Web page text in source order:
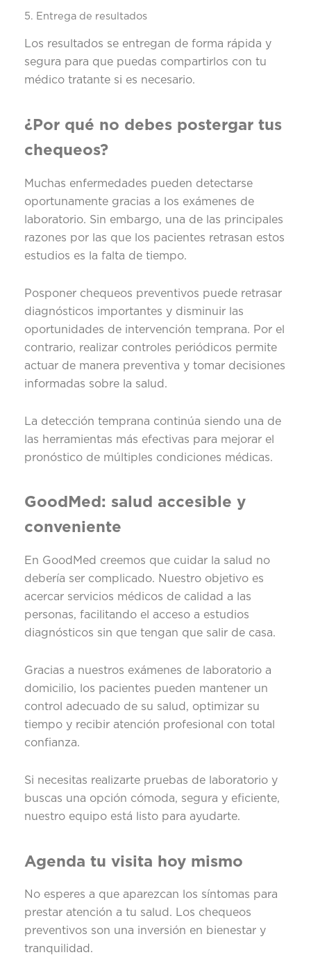
5. Entrega de resultados
Los resultados se entregan de forma rápida y
segura para que puedas compartirlos con tu
médico tratante si es necesario.
¿Por qué no debes postergar tus
chequeos?
Muchas enfermedades pueden detectarse
oportunamente gracias a los exámenes de
laboratorio. Sin embargo, una de las principales
razones por las que los pacientes retrasan estos
estudios es la falta de tiempo.
Posponer chequeos preventivos puede retrasar
diagnósticos importantes y disminuir las
oportunidades de intervención temprana. Por el
contrario, realizar controles periódicos permite
actuar de manera preventiva y tomar decisiones
informadas sobre la salud.
La detección temprana continúa siendo una de
las herramientas más efectivas para mejorar el
pronóstico de múltiples condiciones médicas.
GoodMed: salud accesible y
conveniente
En GoodMed creemos que cuidar la salud no
debería ser complicado. Nuestro objetivo es
acercar servicios médicos de calidad a las
personas, facilitando el acceso a estudios
diagnósticos sin que tengan que salir de casa.
Gracias a nuestros exámenes de laboratorio a
domicilio, los pacientes pueden mantener un
control adecuado de su salud, optimizar su
tiempo y recibir atención profesional con total
confianza.
Si necesitas realizarte pruebas de laboratorio y
buscas una opción cómoda, segura y eficiente,
nuestro equipo está listo para ayudarte.
Agenda tu visita hoy mismo
No esperes a que aparezcan los síntomas para
prestar atención a tu salud. Los chequeos
preventivos son una inversión en bienestar y
tranquilidad.